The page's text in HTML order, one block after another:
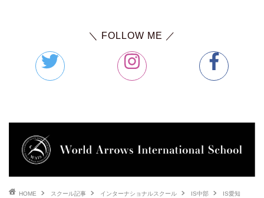
＼ FOLLOW ME ／
HOME スクール記事 インターナショナルスクール IS中部
IS愛知